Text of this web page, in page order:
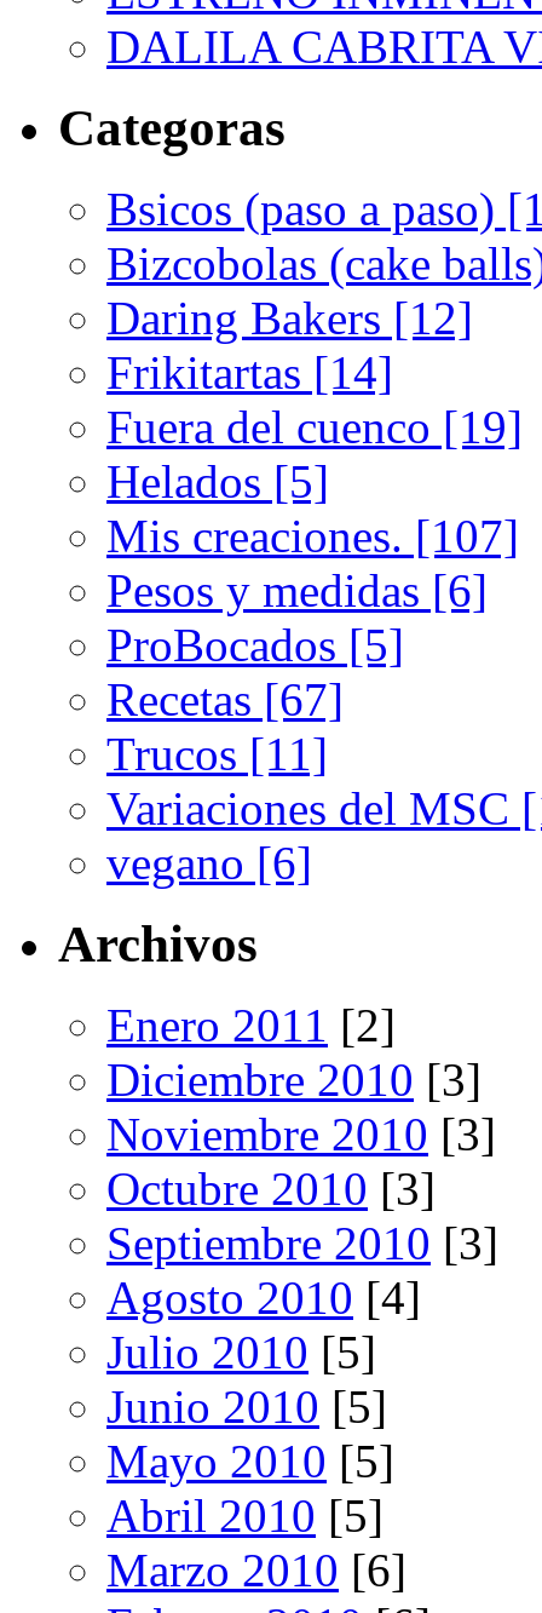
DALILA CABRITA
Categoras
Bsicos (paso a paso)
Bizcobolas (cake
Daring Bakers [12]
Frikitartas [14]
Fuera del cuenco [19]
Helados [5]
Mis creaciones. [107]
Pesos y medidas [6]
ProBocados [5]
Recetas [67]
Trucos [11]
Variaciones del MSC
vegano [6]
Archivos
Enero 2011 [2]
Diciembre 2010 [3]
Noviembre 2010 [3]
Octubre 2010 [3]
Septiembre 2010 [3]
Agosto 2010 [4]
Julio 2010 [5]
Junio 2010 [5]
Mayo 2010 [5]
Abril 2010 [5]
Marzo 2010 [6]